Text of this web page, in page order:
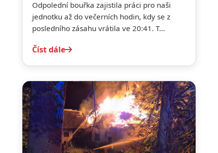
Odpolední bouřka zajistila práci pro naši
jednotku až do večerních hodin, kdy se z
posledního zásahu vrátila ve 20:41. T...
Číst dále